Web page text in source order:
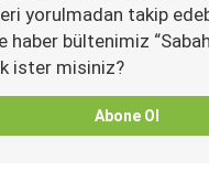
yorulmadan takip
haber bültenimiz
ister misiniz?
Abone Ol